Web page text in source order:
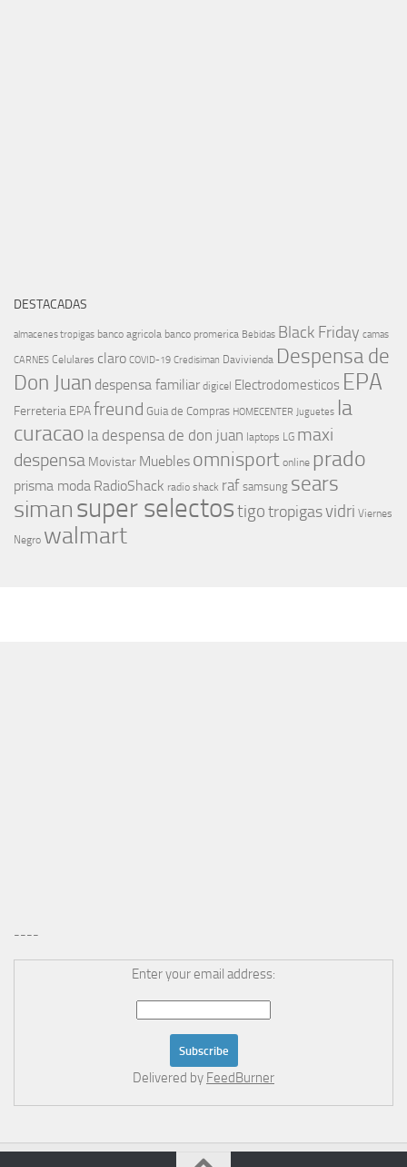
DESTACADAS
almacenes tropigas banco agricola banco promerica Bebidas Black Friday camas
CARNES Celulares claro COVID-19 Credisiman Davivienda Despensa de
Don Juan despensa familiar digicel Electrodomesticos EPA
Ferreteria EPAfreund Guia de Compras HOMECENTER Juguetes la
curacao la despensa de don juan laptops LG maxi
despensa Movistar Muebles omnisport online prado
prisma moda RadioShack radio shack raf samsung sears
simansuper selectostigotropigasvidri Viernes
Negro walmart
----
Enter your email address:
Delivered by FeedBurner